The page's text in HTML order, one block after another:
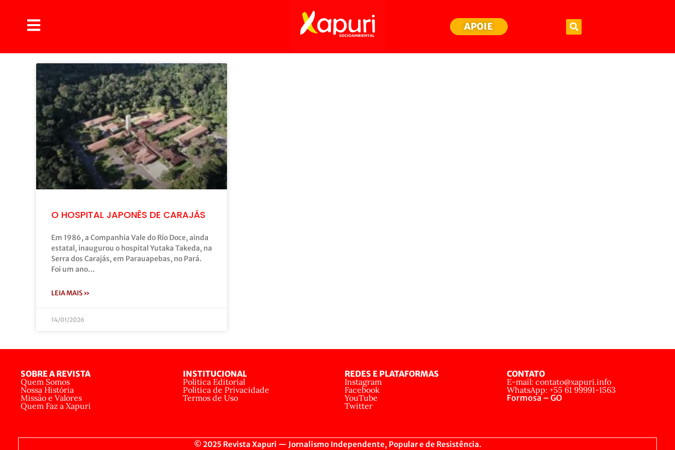
APOIE
O HOSPITAL JAPONÊS DE CARAJÁS
Em 1986, a Companhia Vale do Rio Doce, ainda
estatal, inaugurou o hospital Yutaka Takeda, na
Serra dos Carajás, em Parauapebas, no Pará.
Foi um ano…
LEIA MAIS »
14/01/2026
SOBRE A REVISTA
Quem Somos
Nossa História
Missão e Valores
Quem Faz a Xapuri
INSTITUCIONAL
Política Editorial
Política de Privacidade
Termos de Uso
REDES E PLATAFORMAS
Instagram
Facebook
YouTube
Twitter
CONTATO
E-mail: contato@xapuri.info
WhatsApp: +55 61 99991-1563
Formosa – GO
© 2025 Revista Xapuri — Jornalismo Independente, Popular e de Resistência.